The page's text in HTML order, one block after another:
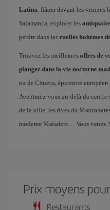
Latina, flâner devant les vitrines
Salamanca, explorer les
perdre dans les ruelles bohèmes
Trouvez les meilleures offres de
plongez dans la vie nocturne
ou de Chueca, épicentre
Aventurez-vous au-delà du
de la ville, les rives du
moderne Matadero… Vous venez ?
Prix ​​moyens
Restaurants